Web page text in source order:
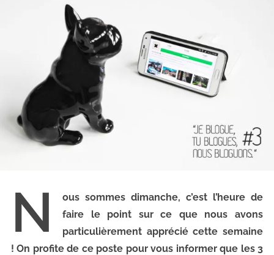
N
ous sommes dimanche, c’est l’heure de
faire le point sur ce que nous avons
particulièrement apprécié cette semaine
! On profite de ce poste pour vous informer que les 3